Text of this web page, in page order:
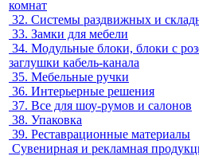
комнат
32. Системы раздвижных и
33. Замки для мебели
34. Модульные блоки, блоки с
заглушки кабель-канала
35. Мебельные ручки
36. Интерьерные решения
37. Все для шоу-румов и салонов
38. Упаковка
39. Реставрационные материалы
Сувенирная и рекламная